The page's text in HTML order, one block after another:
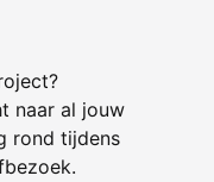
naar al jouw
rond tijdens